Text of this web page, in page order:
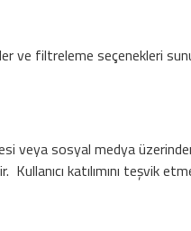
filtreleme seçenekleri
veya sosyal medya
katılımını teşvik